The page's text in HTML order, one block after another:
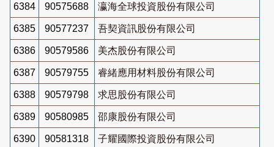
6384 90575688 瀛海全球投資股份有限公司
6385 90577237 吾契資訊股份有限公司
6386 90579586 美杰股份有限公司
6387 90579755 睿緒應用材料股份有限公司
6388 90579798 求思股份有限公司
6389 90580985 邵康股份有限公司
6390 90581318 子耀國際投資股份有限公司